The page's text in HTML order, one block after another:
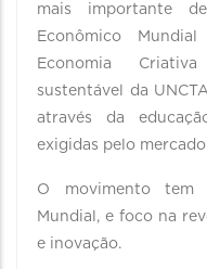
mais importante
Econômico
Economia
sustentável da
através da
exigidas pelo
O movimento tem
Mundial, e foco na
e inovação.